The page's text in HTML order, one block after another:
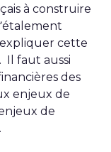
à construire
cette
Il faut aussi
des
enjeux de
de